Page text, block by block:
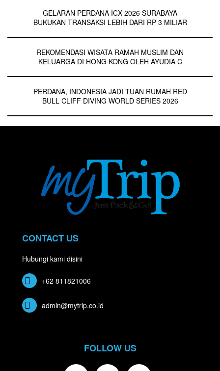
GELARAN PERDANA ICX 2026 SURABAYA
BUKUKAN TRANSAKSI LEBIH DARI RP 3 MILIAR
REKOMENDASI WISATA RAMAH MUSLIM DAN
KELUARGA DI HONG KONG OLEH AYUDIA C
PERDANA, INDONESIA JADI TUAN RUMAH RED
BULL CLIFF DIVING WORLD SERIES 2026
CONTACT US
Hubungi kami disini
+62 811821006
admin@mytrip.co.id
FOLLOW US